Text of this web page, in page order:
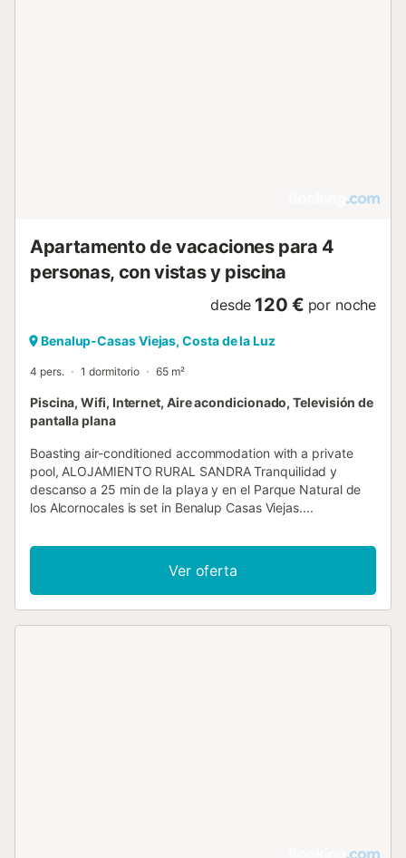
Apartamento de vacaciones para 4
personas, con vistas y piscina
desde 120 € por noche
Benalup-Casas Viejas, Costa de la Luz
4 pers. 1 dormitorio 65 m²
Piscina, Wifi, Internet, Aire acondicionado, Televisión de
pantalla plana
Boasting air-conditioned accommodation with a private
pool, ALOJAMIENTO RURAL SANDRA Tranquilidad y
descanso a 25 min de la playa y en el Parque Natural de
los Alcornocales is set in Benalup Casas Viejas....
Ver oferta